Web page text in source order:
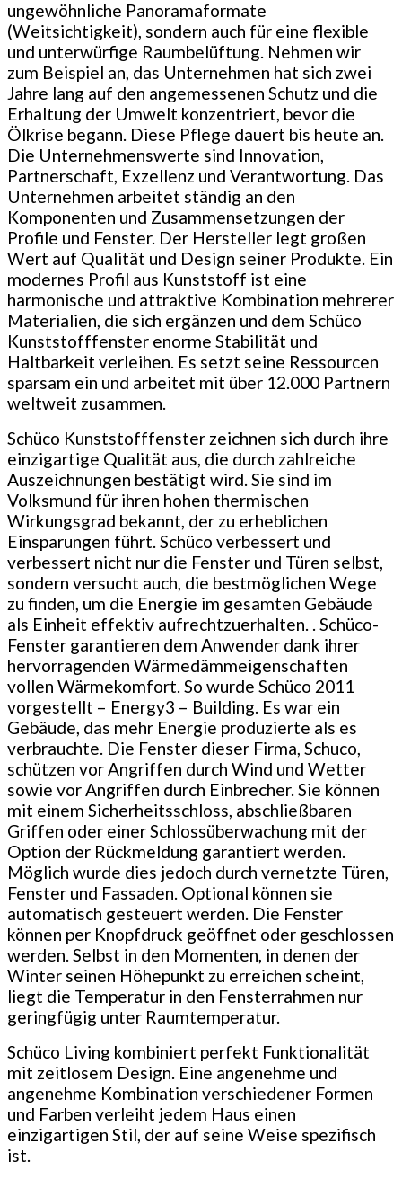
ungewöhnliche Panoramaformate
(Weitsichtigkeit), sondern auch für eine flexible
und unterwürfige Raumbelüftung. Nehmen wir
zum Beispiel an, das Unternehmen hat sich zwei
Jahre lang auf den angemessenen Schutz und die
Erhaltung der Umwelt konzentriert, bevor die
Ölkrise begann. Diese Pflege dauert bis heute an.
Die Unternehmenswerte sind Innovation,
Partnerschaft, Exzellenz und Verantwortung. Das
Unternehmen arbeitet ständig an den
Komponenten und Zusammensetzungen der
Profile und Fenster. Der Hersteller legt großen
Wert auf Qualität und Design seiner Produkte. Ein
modernes Profil aus Kunststoff ist eine
harmonische und attraktive Kombination mehrerer
Materialien, die sich ergänzen und dem Schüco
Kunststofffenster enorme Stabilität und
Haltbarkeit verleihen. Es setzt seine Ressourcen
sparsam ein und arbeitet mit über 12.000 Partnern
weltweit zusammen.
Schüco Kunststofffenster zeichnen sich durch ihre
einzigartige Qualität aus, die durch zahlreiche
Auszeichnungen bestätigt wird. Sie sind im
Volksmund für ihren hohen thermischen
Wirkungsgrad bekannt, der zu erheblichen
Einsparungen führt. Schüco verbessert und
verbessert nicht nur die Fenster und Türen selbst,
sondern versucht auch, die bestmöglichen Wege
zu finden, um die Energie im gesamten Gebäude
als Einheit effektiv aufrechtzuerhalten. . Schüco-
Fenster garantieren dem Anwender dank ihrer
hervorragenden Wärmedämmeigenschaften
vollen Wärmekomfort. So wurde Schüco 2011
vorgestellt – Energy3 – Building. Es war ein
Gebäude, das mehr Energie produzierte als es
verbrauchte. Die Fenster dieser Firma, Schuco,
schützen vor Angriffen durch Wind und Wetter
sowie vor Angriffen durch Einbrecher. Sie können
mit einem Sicherheitsschloss, abschließbaren
Griffen oder einer Schlossüberwachung mit der
Option der Rückmeldung garantiert werden.
Möglich wurde dies jedoch durch vernetzte Türen,
Fenster und Fassaden. Optional können sie
automatisch gesteuert werden. Die Fenster
können per Knopfdruck geöffnet oder geschlossen
werden. Selbst in den Momenten, in denen der
Winter seinen Höhepunkt zu erreichen scheint,
liegt die Temperatur in den Fensterrahmen nur
geringfügig unter Raumtemperatur.
Schüco Living kombiniert perfekt Funktionalität
mit zeitlosem Design. Eine angenehme und
angenehme Kombination verschiedener Formen
und Farben verleiht jedem Haus einen
einzigartigen Stil, der auf seine Weise spezifisch
ist.